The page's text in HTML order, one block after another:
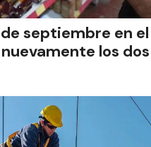
septiembre en el
los dos